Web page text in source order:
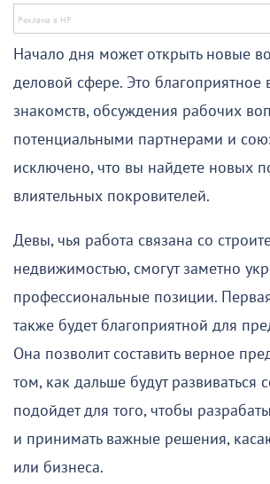
Начало дня может открыть новые
деловой сфере. Это благоприятное
знакомств, обсуждения рабочих
потенциальными партнерами и
исключено, что вы найдете новых
влиятельных покровителей.
Девы, чья работа связана со
недвижимостью, смогут заметно
профессиональные позиции.
также будет благоприятной для
Она позволит составить верное
том, как дальше будут развиваться
подойдет для того, чтобы
и принимать важные решения,
или бизнеса.